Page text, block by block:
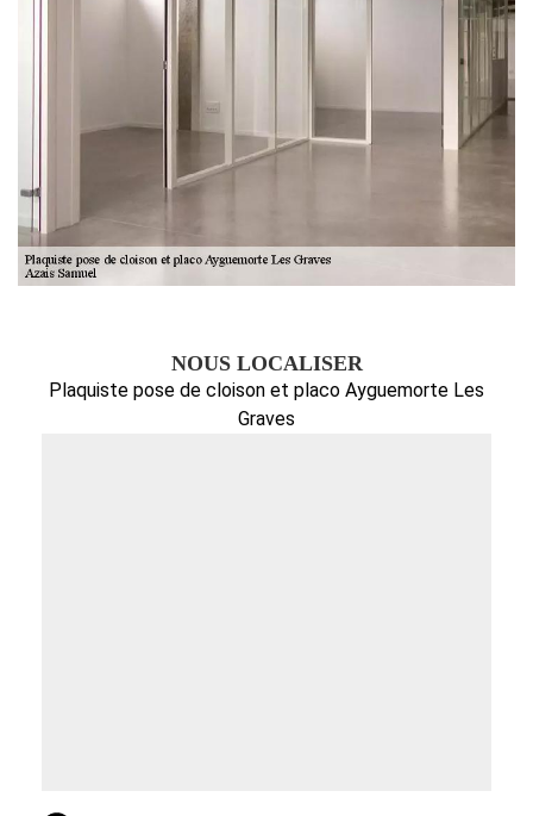
NOUS LOCALISER
Plaquiste pose de cloison et placo Ayguemorte Les
Graves